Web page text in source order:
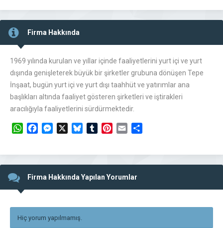
Firma Hakkında
1969 yılında kurulan ve yıllar içinde faaliyetlerini yurt içi ve yurt
dışında genişleterek büyük bir şirketler grubuna dönüşen Tepe
İnşaat, bugün yurt içi ve yurt dışı taahhüt ve yatırımlar ana
başlıkları altında faaliyet gösteren şirketleri ve iştirakleri
aracılığıyla faaliyetlerini sürdürmektedir.
WhatsAppFacebookMessengerBlueskyTumblrPinterest
Email
Firma Hakkında Yapılan Yorumlar
Hiç yorum yapılmamış.